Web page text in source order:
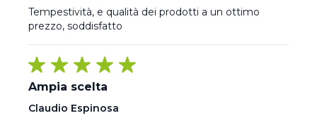
Tempestività, e qualità dei prodotti a un ottimo
prezzo, soddisfatto
Ampia scelta
Claudio Espinosa